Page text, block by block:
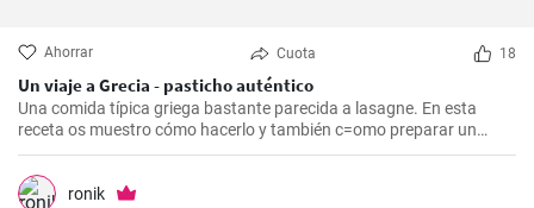
Ahorrar Cuota 18
Un viaje a Grecia - pasticho auténtico
Una comida típica griega bastante parecida a lasagne. En esta
receta os muestro cómo hacerlo y también c=omo preparar un
bechamel auténtico.
ronik